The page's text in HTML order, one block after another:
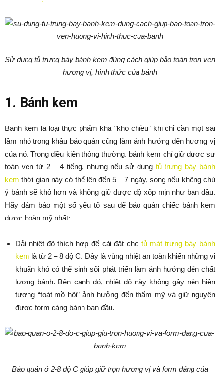
Sử dụng tủ trưng bày bánh kem đúng cách giúp bảo toàn trọn vẹn
hương vị, hình thức của bánh
1. Bánh kem
Bánh kem là loại thực phẩm khá “khó chiều” khi chỉ cần một sai
lầm nhỏ trong khâu bảo quản cũng làm ảnh hưởng đến hương vị
của nó. Trong điều kiện thông thường, bánh kem chỉ giữ được sự
toàn vẹn từ 2 – 4 tiếng, nhưng nếu sử dụng tủ trưng bày bánh
kem thời gian này có thể lên đến 5 – 7 ngày, song nếu không chú
ý bánh sẽ khô hơn và không giữ được độ xốp mịn như ban đầu.
Hãy đảm bảo một số yếu tố sau để bảo quản chiếc bánh kem
được hoàn mỹ nhất:
Dải nhiệt độ thích hợp để cài đặt cho tủ mát trưng bày bánh
kem là từ 2 – 8 độ C. Đây là vùng nhiệt an toàn khiến những vi
khuẩn khó có thể sinh sôi phát triển làm ảnh hưởng đến chất
lượng bánh. Bên cạnh đó, nhiệt độ này không gây nên hiện
tượng “toát mồ hôi” ảnh hưởng đến thẩm mỹ và giữ nguyên
được form dáng bánh ban đầu.
Bảo quản ở 2-8 độ C giúp giữ trọn hương vị và form dáng của